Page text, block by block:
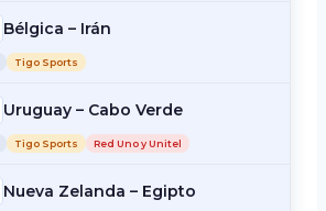
Bélgica – Irán
Tigo Sports
Uruguay – Cabo Verde
Tigo Sports Red Uno y Unitel
Nueva Zelanda – Egipto